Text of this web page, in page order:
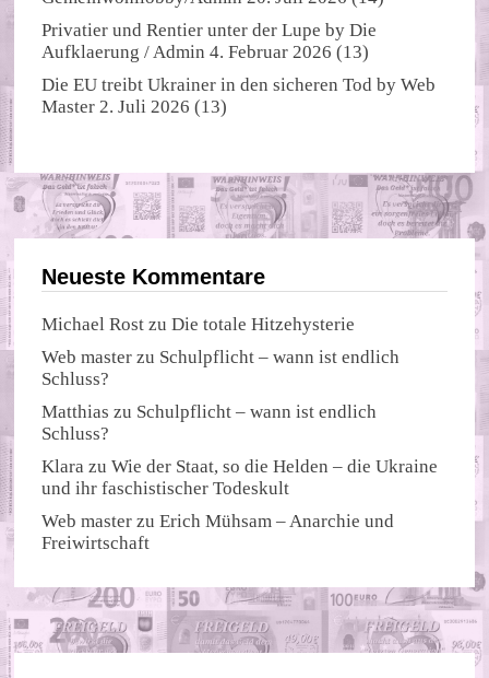
Privatier und Rentier unter der Lupe byDie
Aufklaerung / Admin 4. Februar 2026 (13)
Die EU treibt Ukrainer in den sicheren Tod byWeb
Master 2. Juli 2026 (13)
Neueste Kommentare
Michael Rost zuDie totale Hitzehysterie
Web master zu Schulpflicht – wann ist endlich
Schluss?
Matthias zu Schulpflicht – wann ist endlich
Schluss?
Klara zuWie der Staat, so die Helden – die Ukraine
und ihr faschistischer Todeskult
Web master zuErich Mühsam – Anarchie und
Freiwirtschaft